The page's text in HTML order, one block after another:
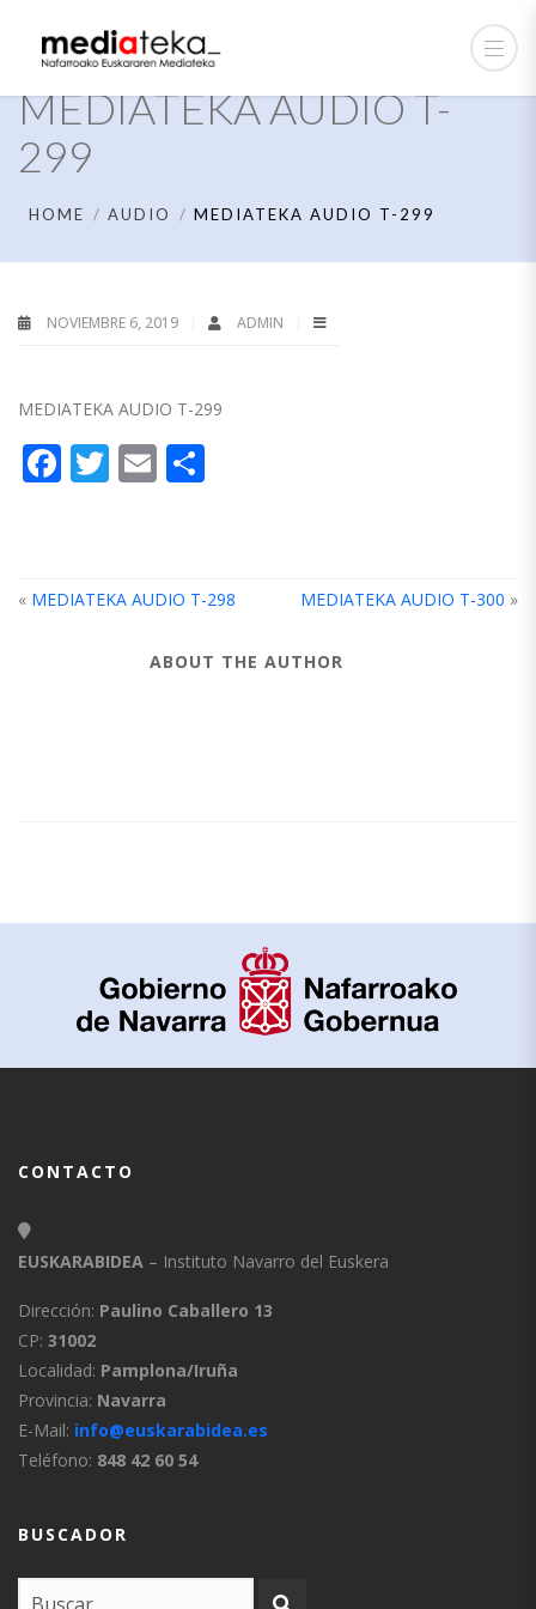
MEDIATEKA AUDIO T-
299
HOME AUDIO MEDIATEKA AUDIO T-299
NOVIEMBRE 6, 2019 ADMIN
MEDIATEKA AUDIO T-299
Facebook
Twitter
Email
« MEDIATEKA AUDIO T-298 MEDIATEKA AUDIO T-300 »
ABOUT THE AUTHOR
CONTACTO
EUSKARABIDEA – Instituto Navarro del Euskera
Dirección: Paulino Caballero 13
CP: 31002
Localidad: Pamplona/Iruña
Provincia: Navarra
E-Mail: info@euskarabidea.es
Teléfono: 848 42 60 54
BUSCADOR